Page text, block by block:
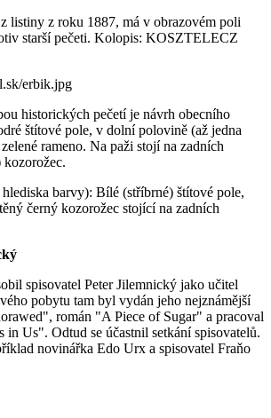
listiny z roku 1887, má v obrazovém poli
starší pečeti. Kolopis: KOSZTELECZ
historických pečetí je návrh obecního
štítové pole, v dolní polovině (až jedna
rameno. Na paži stojí na zadních
hlediska barvy): Bílé (stříbrné) štítové pole,
černý kozorožec stojící na zadních
spisovatel Peter Jilemnický jako učitel
pobytu tam byl vydán jeho nejznámější
román "A Piece of Sugar" a pracoval
in Us". Odtud se účastnil setkání spisovatelů.
novinářka Edo Urx a spisovatel Fraňo